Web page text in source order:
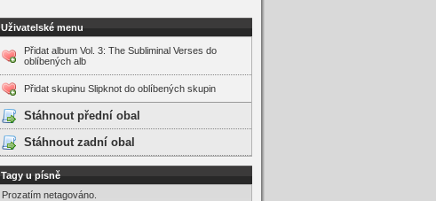
Uživatelské menu
Přidat album Vol. 3: The Subliminal Verses do
oblíbených alb
Přidat skupinu Slipknot do oblíbených skupin
Stáhnout přední obal
Stáhnout zadní obal
Tagy u písně
Prozatím netagováno.